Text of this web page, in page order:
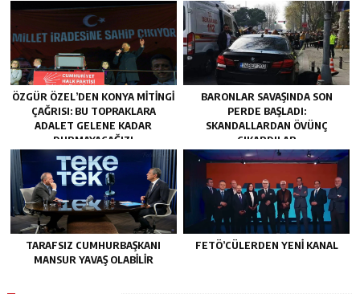
ÖZGÜR ÖZEL’DEN KONYA MITINGI
ÇAĞRISI: BU TOPRAKLARA
ADALET GELENE KADAR
DURMAYACAĞIZ!
BARONLAR SAVAŞINDA SON
PERDE BAŞLADI:
SKANDALLARDAN ÖVÜNÇ
ÇIKARDILAR
TARAFSIZ CUMHURBAŞKANI
MANSUR YAVAŞ OLABİLİR
FETÖ’CÜLERDEN YENI KANAL